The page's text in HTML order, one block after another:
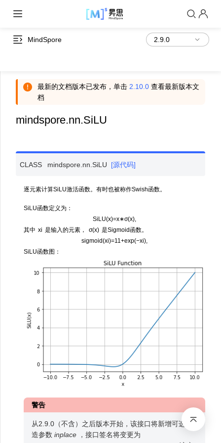
MindSpore
最新的文档版本已发布，单击 2.10.0 查看最新版本文
档
mindspore.nn.SiLU
CLASS mindspore.nn.SiLU [源代码]
逐元素计算SiLU激活函数。有时也被称作Swish函数。
SiLU函数定义为：
SiLU(x)=x∗σ(x),
其中 xi 是输入的元素， σ(x) 是Sigmoid函数。
sigmoid(xi)=11+exp(−xi),
SiLU函数图：
警告
从2.9.0（不含）之后版本开始，该接口将新增可选构
造参数 inplace ，接口签名将变更为